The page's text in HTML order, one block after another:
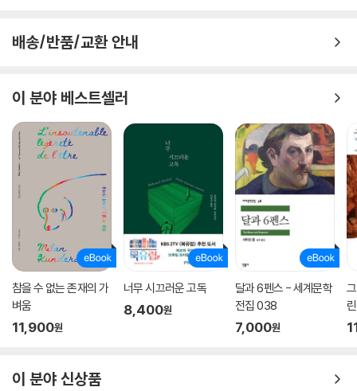
배송/반품/교환 안내
이 분야 베스트셀러
참을 수 없는 존재의 가
벼움
11,900원
너무 시끄러운 고독
8,400원
달과 6펜스 - 세계문학
전집 038
7,000원
이 분야 신상품